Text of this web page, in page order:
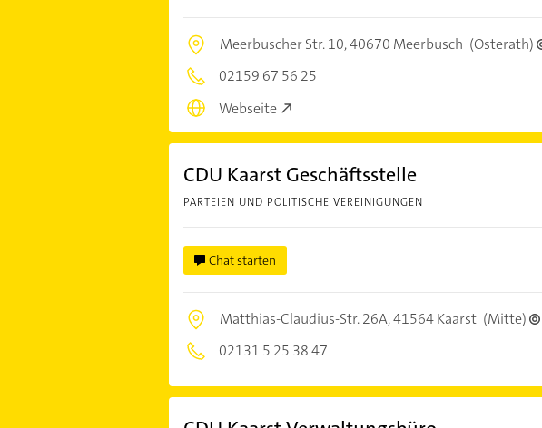
Meerbuscher Str. 10,40670 Meerbusch (Osterath)
02159 67 56 25
Webseite
CDU Kaarst Geschäftsstelle
PARTEIEN UND POLITISCHE VEREINIGUNGEN
Chat starten
Matthias-Claudius-Str. 26A,41564 Kaarst (Mitte)
02131 5 25 38 47